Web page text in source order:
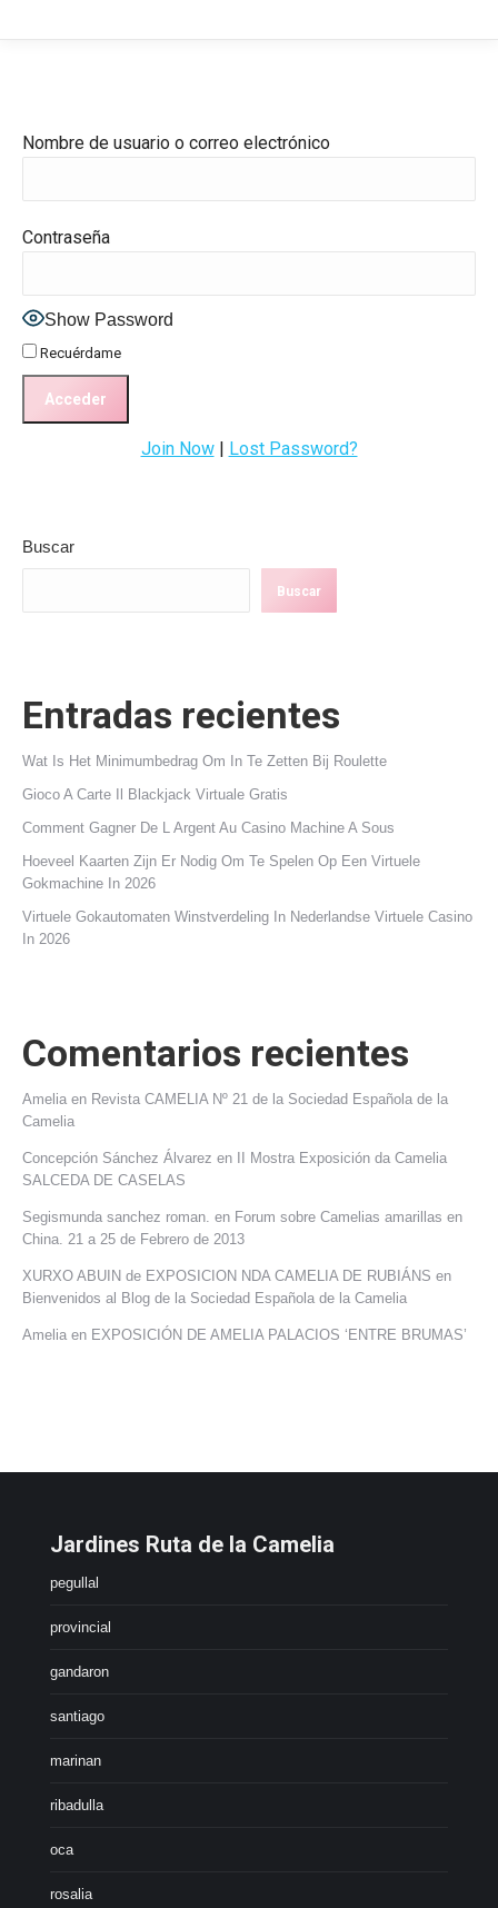
Nombre de usuario o correo electrónico
Contraseña
Show Password
Recuérdame
Join Now| Lost Password?
Buscar
Buscar
Entradas recientes
Wat Is Het Minimumbedrag Om In Te Zetten Bij Roulette
Gioco A Carte Il Blackjack Virtuale Gratis
Comment Gagner De L Argent Au Casino Machine A Sous
Hoeveel Kaarten Zijn Er Nodig Om Te Spelen Op Een Virtuele
Gokmachine In 2026
Virtuele Gokautomaten Winstverdeling In Nederlandse Virtuele Casino
In 2026
Comentarios recientes
Amelia en Revista CAMELIA Nº 21 de la Sociedad Española de la
Camelia
Concepción Sánchez Álvarez en
II Mostra Exposición da Camelia
SALCEDA DE CASELAS
Segismunda sanchez roman. en Forum sobre Camelias amarillas en
China. 21 a 25 de Febrero de 2013
XURXO ABUIN de EXPOSICION NDA CAMELIA DE RUBIÁNS en
Bienvenidos al Blog de la Sociedad Española de la Camelia
Amelia en EXPOSICIÓN DE AMELIA PALACIOS ‘ENTRE BRUMAS’
Jardines Ruta de la Camelia
pegullal
provincial
gandaron
santiago
marinan
ribadulla
oca
rosalia